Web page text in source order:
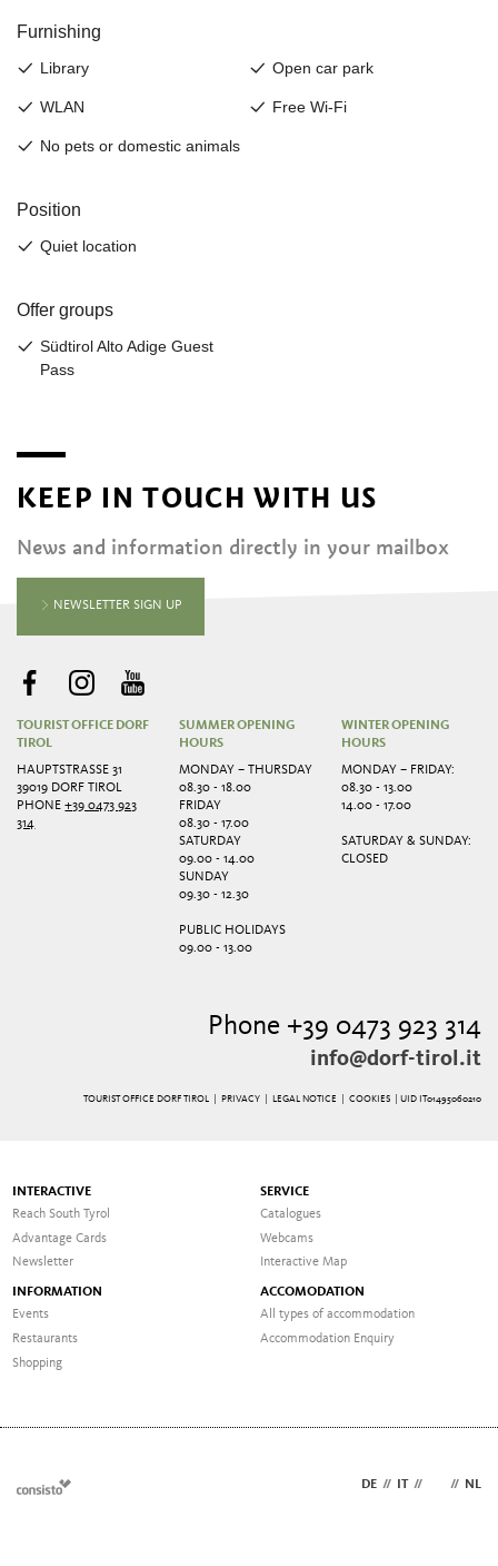
KEEP IN TOUCH WITH US
News and information directly in your mailbox
NEWSLETTER SIGN UP
TOURIST OFFICE DORF
TIROL
HAUPTSTRASSE 31
39019 DORF TIROL
PHONE+39 0473 923
314
SUMMER OPENING
HOURS
MONDAY – THURSDAY
08.30 - 18.00
FRIDAY
08.30 - 17.00
SATURDAY
09.00 - 14.00
SUNDAY
09.30 - 12.30
PUBLIC HOLIDAYS
09.00 - 13.00
WINTER OPENING
HOURS
MONDAY – FRIDAY:
08.30 - 13.00
14.00 - 17.00
SATURDAY & SUNDAY:
CLOSED
Phone +39 0473 923 314
info@dorf-tirol.it
TOURIST OFFICE DORF TIROL | PRIVACY| LEGAL NOTICE COOKIES | UID IT01495060210
INTERACTIVE
Reach South Tyrol
Advantage Cards
Newsletter
SERVICE
Catalogues
Webcams
Interactive Map
INFORMATION
Events
Restaurants
Shopping
ACCOMODATION
All types of accommodation
Accommodation Enquiry
DE // IT // // NL